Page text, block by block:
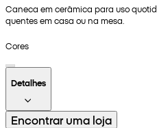
Caneca em cerâmica para uso
quentes em casa ou na mesa.
Cores
Detalhes
Encontrar uma loja